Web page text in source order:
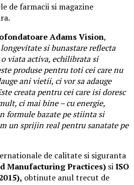
de farmacii si magazine
Adams Vision,
si bunastare reflecta
viata activa, echilibrata si
produse pentru toti cei care nu
ani vietii, ci vor sa adauge
creata pentru cei care isi doresc
ci mai bine – cu energie,
formule bazate pe stiinta si
un sprijin real pentru sanatate pe
de calitate si siguranta
Manufacturing Practices) siISO
obtinute anul trecut de